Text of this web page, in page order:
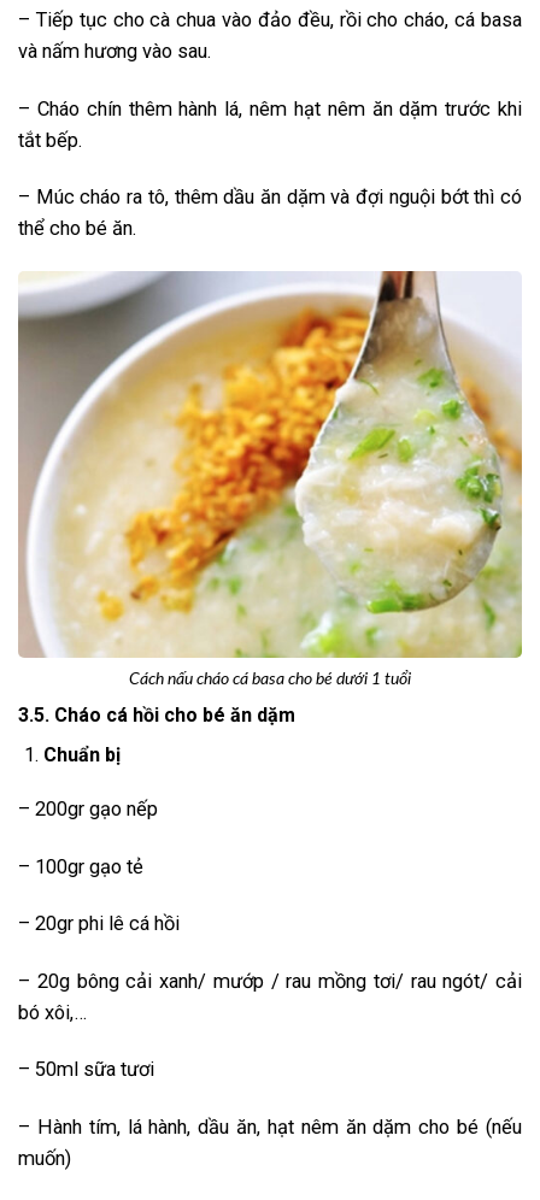
– Tiếp tục cho cà chua vào đảo đều, rồi cho cháo, cá basa
và nấm hương vào sau.
– Cháo chín thêm hành lá, nêm hạt nêm ăn dặm trước khi
tắt bếp.
– Múc cháo ra tô, thêm dầu ăn dặm và đợi nguội bớt thì có
thể cho bé ăn.
Cách nấu cháo cá basa cho bé dưới 1 tuổi
3.5. Cháo cá hồi cho bé ăn dặm
Chuẩn bị
– 200gr gạo nếp
– 100gr gạo tẻ
– 20gr phi lê cá hồi
– 20g bông cải xanh/ mướp / rau mồng tơi/ rau ngót/ cải
bó xôi,…
– 50ml sữa tươi
– Hành tím, lá hành, dầu ăn, hạt nêm ăn dặm cho bé (nếu
muốn)